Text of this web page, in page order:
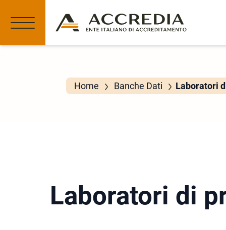
Home Banche Dati Laboratori
Laboratori di